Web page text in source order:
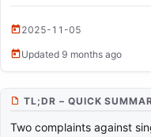
2025-11-05
Updated 9 months ago
TL;DR – QUICK
Two complaints against